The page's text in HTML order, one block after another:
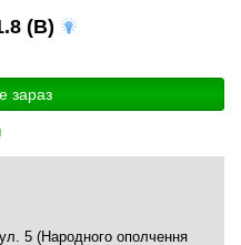
(B)
зараз
5 (Народного ополчення